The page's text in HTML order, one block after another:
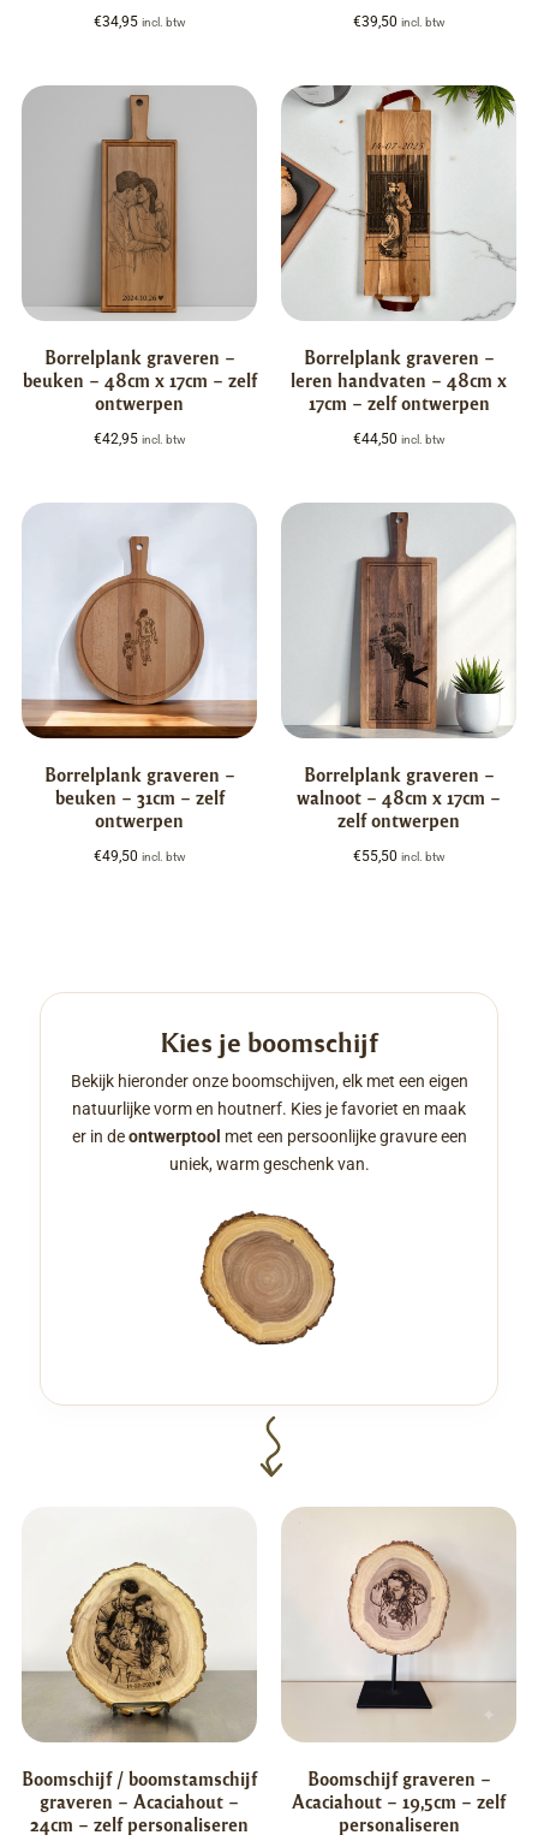
€34,95 incl. btw €39,50 incl. btw
Borrelplank graveren –
beuken – 48cm x 17cm – zelf
ontwerpen
€42,95 incl. btw
Borrelplank graveren –
leren handvaten – 48cm x
17cm – zelf ontwerpen
€44,50 incl. btw
Borrelplank graveren –
beuken – 31cm – zelf
ontwerpen
€49,50 incl. btw
Borrelplank graveren –
walnoot – 48cm x 17cm –
zelf ontwerpen
€55,50 incl. btw
Kies je boomschijf
Bekijk hieronder onze boomschijven, elk met een eigen
natuurlijke vorm en houtnerf. Kies je favoriet en maak
er in deontwerptool met een persoonlijke gravure een
uniek, warm geschenk van.
Boomschijf / boomstamschijf
graveren – Acaciahout –
24cm – zelf personaliseren
Boomschijf graveren –
Acaciahout – 19,5cm – zelf
personaliseren